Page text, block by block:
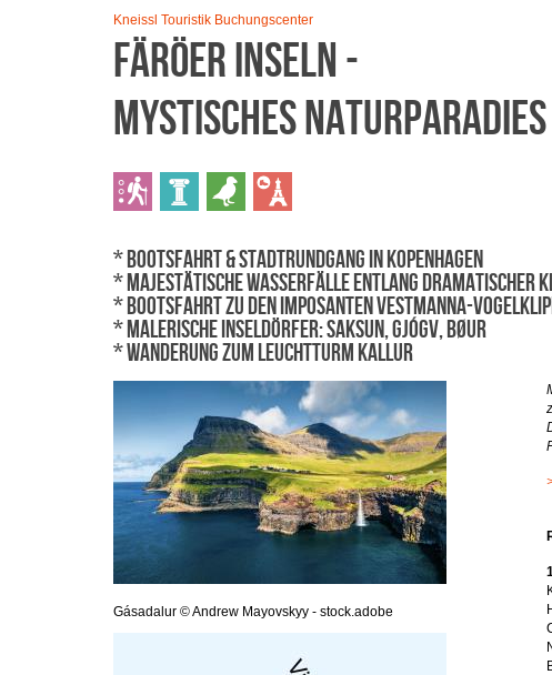
Kneissl Touristik Buchungscenter
Färöer Inseln -
mystisches
* Bootsfahrt & Stadtrundgang in Kopenhagen
* Majestätische Wasserfälle entlang dramatischer
* Bootsfahrt zu den imposanten Vestmanna-
* Malerische Inseldörfer: Saksun, Gjógv, Bøur
* Wanderung zum Leuchtturm Kallur
Gásadalur © Andrew Mayovskyy - stock.adobe